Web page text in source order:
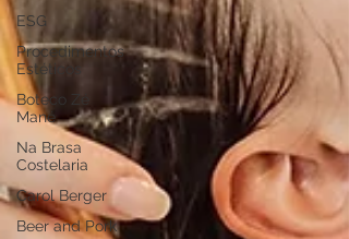
ESG
Procedimentos
Estéticos
Boteco Zé
Mané
Na Brasa
Costelaria
Carol Berger
Beer and Pork